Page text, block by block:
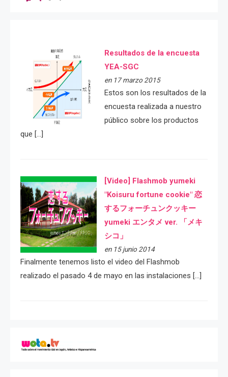
Resultados de la encuesta
YEA-SGC
en 17 marzo 2015
Estos son los resultados de la
encuesta realizada a nuestro
público sobre los productos
que […]
[Video] Flashmob yumeki
"Koisuru fortune cookie" 恋
するフォーチュンクッキー
yumeki エンタメ ver. 「メキ
シコ」
en 15 junio 2014
Finalmente tenemos listo el video del Flashmob
realizado el pasado 4 de mayo en las instalaciones […]